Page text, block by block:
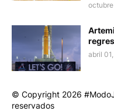
abril
© Copyright 2026
reservados